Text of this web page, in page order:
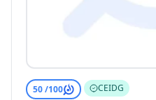
50 /100 CEIDG